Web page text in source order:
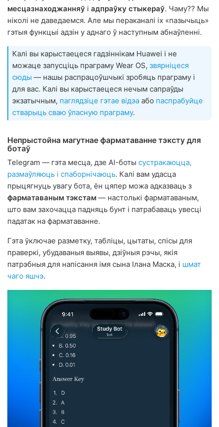
месцазнаходжанняў і адпраўку стыкераў. Чаму?? Мы
ніколі не даведаемся. Але мы пераканалі іх «пазычыць»
гэтыя функцыі адзін у аднаго ў наступным абнаўленні.
Калі вы карыстаецеся гадзіннікам Huawei і не
можаце запусціць праграму Wear OS, звярніцеся
сюды — нашы распрацоўшчыкі зробяць праграму і
для вас. Калі вы карыстаецеся нечым сапраўды
экзатычным, паглядзіце гэтае відэа або паспрабуйце
стварыць сваю ўласную праграму.
Непрыстойна магутнае фарматаванне тэксту для
ботаў
Telegram — гэта месца, дзе AI-боты сустракаюцца,
размаўляюць і спаборнічаюць. Калі вам удасца
прыцягнуць увагу бота, ён цяпер можа адказваць з
фарматаваным тэкстам — настолькі фарматаваным,
што вам захочацца падняць бунт і патрабаваць увесці
падатак на фарматаванне.
Гэта ўключае разметку, табліцы, цытаты, спісы для
праверкі, убудаваныя выявы, дзіўныя рэчы, якія
патрэбныя для напісання імя сына Ілана Маска, і шмат
чаго яшчэ.